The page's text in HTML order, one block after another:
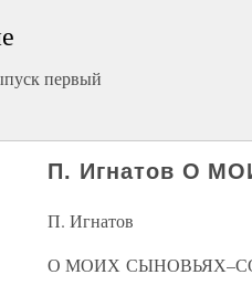
первый
П. Игнатов О
П. Игнатов
О МОИХ